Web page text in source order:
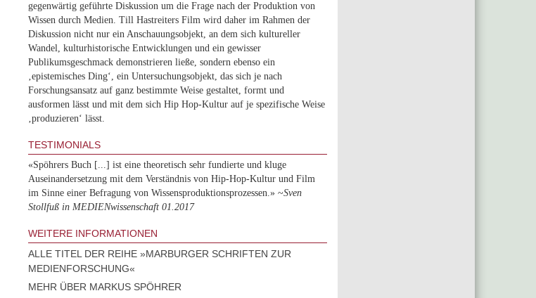
gegenwärtig geführte Diskussion um die Frage nach der Produktion von
Wissen durch Medien. Till Hastreiters Film wird daher im Rahmen der
Diskussion nicht nur ein Anschauungsobjekt, an dem sich kultureller
Wandel, kulturhistorische Entwicklungen und ein gewisser
Publikumsgeschmack demonstrieren ließe, sondern ebenso ein
‚epistemisches Ding‘, ein Untersuchungsobjekt, das sich je nach
Forschungsansatz auf ganz bestimmte Weise gestaltet, formt und
ausformen lässt und mit dem sich Hip Hop-Kultur auf je spezifische Weise
‚produzieren‘ lässt.
TESTIMONIALS
«Spöhrers Buch [...] ist eine theoretisch sehr fundierte und kluge
Auseinandersetzung mit dem Verständnis von Hip-Hop-Kultur und Film
im Sinne einer Befragung von Wissensproduktionsprozessen.» ~Sven
Stollfuß in MEDIENwissenschaft 01.2017
WEITERE INFORMATIONEN
ALLE TITEL DER REIHE »MARBURGER SCHRIFTEN ZUR
MEDIENFORSCHUNG«
MEHR ÜBER MARKUS SPÖHRER